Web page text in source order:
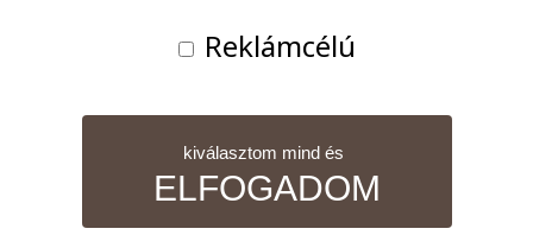
Kanaszta és Rummikub Zuglóban
Reklámcélú
kiválasztom mind és
ELFOGADOM